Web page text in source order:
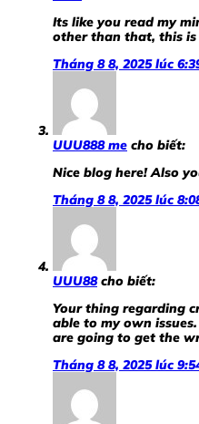
Its like you read my
other than that, this is
Tháng 8 8, 2025 lúc
UUU888 me cho biết:
Nice blog here! Also
Tháng 8 8, 2025 lúc
UUU88 cho biết:
Your thing regarding
able to my own
are going to get the
Tháng 8 8, 2025 lúc